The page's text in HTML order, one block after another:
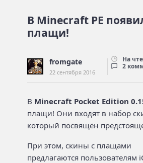
В Minecraft PE
плащи!
fromgate
22 сентября 2016
На
2
В Minecraft Pocket Edition
плащи! Они входят в набор
который посвящён
При этом, скины с плащами
предлагаются пользователям